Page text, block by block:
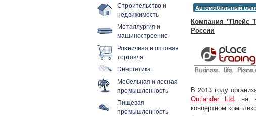
Строительство и
недвижимость
Металлургия и
машиностроение
Розничная и оптовая
торговля
Энергетика
Мебельная и лесная
промышленность
Пищевая
промышленность
Автомобильный
Компания "Плейс
России
В 2013 году
Outlander Ltd. на
концертном